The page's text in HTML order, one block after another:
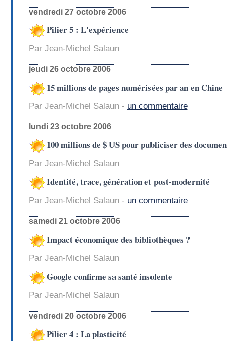
vendredi 27 octobre 2006
Pilier 5 : L'expérience
Par Jean-Michel Salaun
jeudi 26 octobre 2006
15 millions de pages numérisées par an en Chine
Par Jean-Michel Salaun - un commentaire
lundi 23 octobre 2006
100 millions de $ US pour publiciser des
Par Jean-Michel Salaun
Identité, trace, génération et post-modernité
Par Jean-Michel Salaun - un commentaire
samedi 21 octobre 2006
Impact économique des bibliothèques ?
Par Jean-Michel Salaun
Google confirme sa santé insolente
Par Jean-Michel Salaun
vendredi 20 octobre 2006
Pilier 4 : La plasticité